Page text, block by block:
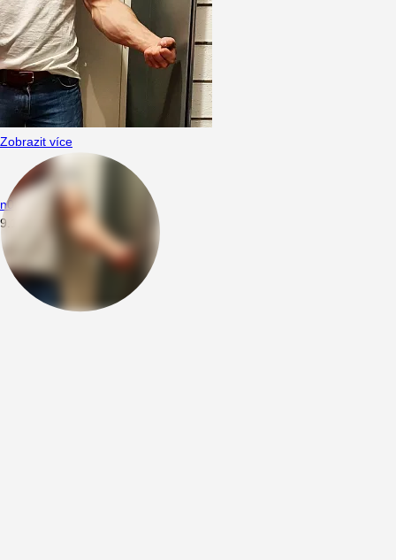
Zobrazit více
n0thing1
9.10.2019